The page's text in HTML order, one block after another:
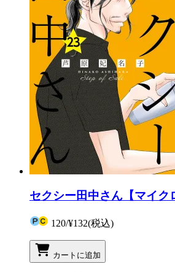
セクシー田中さん【マイク
120/¥132(税込)
カートに追加